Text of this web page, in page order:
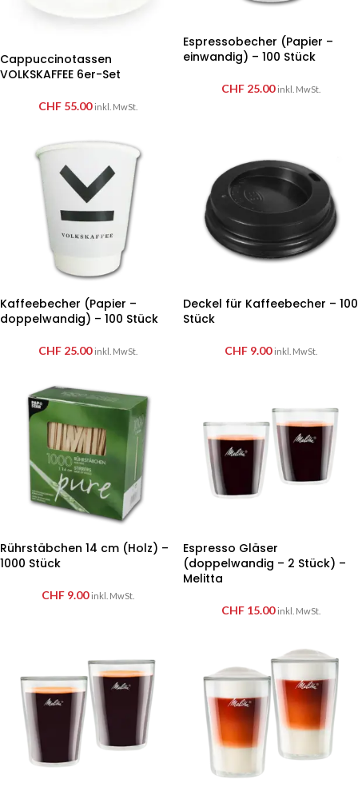
Cappuccinotassen
VOLKSKAFFEE 6er-Set
CHF55.00 inkl. MwSt.
Espressobecher (Papier –
einwandig) – 100 Stück
CHF25.00 inkl. MwSt.
Kaffeebecher (Papier –
doppelwandig) – 100 Stück
CHF25.00 inkl. MwSt.
Deckel für Kaffeebecher – 100
Stück
CHF9.00 inkl. MwSt.
Rührstäbchen 14 cm (Holz) –
1000 Stück
CHF9.00 inkl. MwSt.
Espresso Gläser
(doppelwandig – 2 Stück) –
Melitta
CHF15.00 inkl. MwSt.